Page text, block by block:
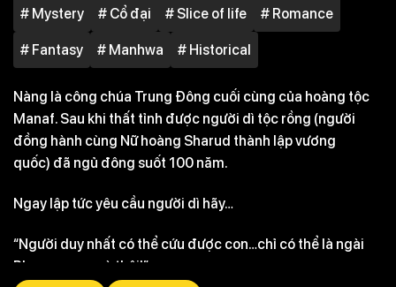
# Mystery # Cổ đại # Slice of life # Romance
# Fantasy # Manhwa # Historical
Nàng là công chúa Trung Đông cuối cùng của hoàng tộc
Manaf. Sau khi thất tỉnh được người dì tộc rồng (người
đồng hành cùng Nữ hoàng Sharud thành lập vương
quốc) đã ngủ đông suốt 100 năm.
Ngay lập tức yêu cầu người dì hãy…
“Người duy nhất có thể cứu được con…chỉ có thể là ngài
Phaeamons mà thôi!”